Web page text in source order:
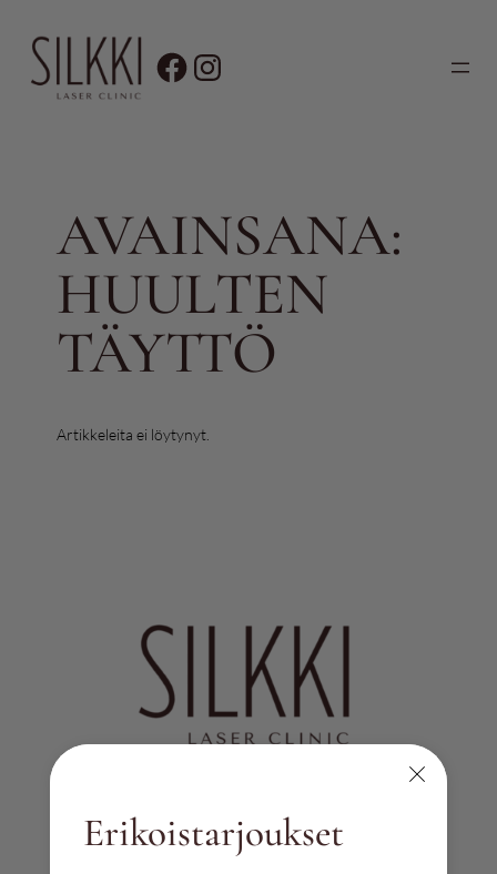
sisältöön
AVAINSANA:
HUULTEN
TÄYTTÖ
Artikkeleita ei löytynyt.
Erikoistarjoukset
AUKIOLOAJAT